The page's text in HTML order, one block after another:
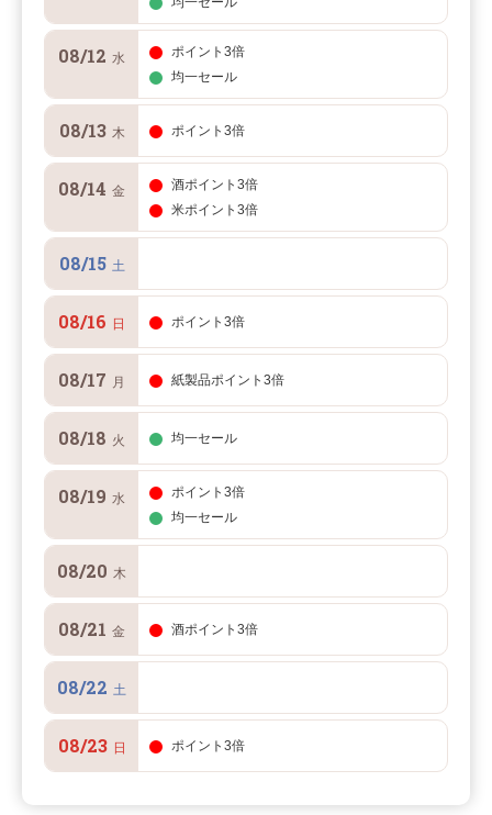
08/12 水
ポイント3倍
均一セール
08/13 木 ポイント3倍
08/14 金
酒ポイント3倍
米ポイント3倍
08/15 土
08/16 日 ポイント3倍
08/17 月 紙製品ポイント3倍
08/18 火 均一セール
08/19 水
ポイント3倍
均一セール
08/20 木
08/21 金 酒ポイント3倍
08/22 土
08/23 日 ポイント3倍